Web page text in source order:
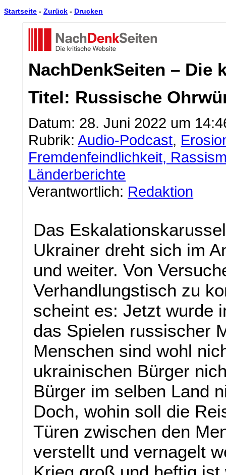
Startseite - Zurück - Drucken
NachDenkSeiten – Die
Titel: Russische
Datum: 28. Juni 2022 um
Rubrik:Audio-Podcast,
Fremdenfeindlichkeit,
Länderberichte
Verantwortlich: Redaktion
Das
Ukrainer dreht sich im
und weiter. Von
Verhandlungstisch zu
scheint es: Jetzt wurde
das Spielen russischer
Menschen sind wohl
ukrainischen Bürger
Bürger im selben Land
Doch, wohin soll die
Türen zwischen den
verstellt und vernagelt